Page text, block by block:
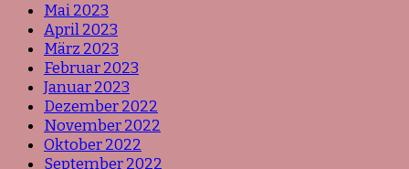
Mai 2023
April 2023
März 2023
Februar 2023
Januar 2023
Dezember 2022
November 2022
Oktober 2022
September 2022